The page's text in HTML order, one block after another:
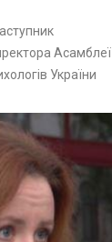
Асамблеї
України